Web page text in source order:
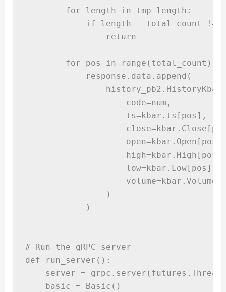
for length in tmp_length :
if length - total_count !=
return
for pos in range ( total_count ):
            response
. data . append (
                history_pb2
.
code=num ,
ts= kbar . ts [ pos ],
close= kbar . Close [
open= kbar . Open [ pos
high= kbar . High [ pos
low= kbar . Low [ pos ],
volume= kbar .Volume
)
)
# Run the gRPC server
def
run_server ():
    server
= grpc . server ( futures .
    basic
= Basic ()